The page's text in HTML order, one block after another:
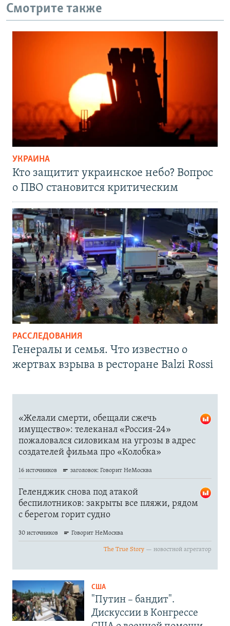
Смотрите также
УКРАИНА
Кто защитит украинское небо? Вопрос
о ПВО становится критическим
РАССЛЕДОВАНИЯ
Генералы и семья. Что известно о
жертвах взрыва в ресторане Balzi Rossi
США
"Путин – бандит".
Дискуссии в Конгрессе